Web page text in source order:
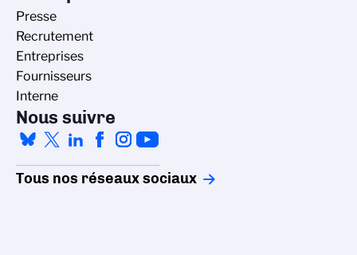
Presse
Recrutement
Entreprises
Fournisseurs
Interne
Nous suivre
Tous nos réseaux sociaux